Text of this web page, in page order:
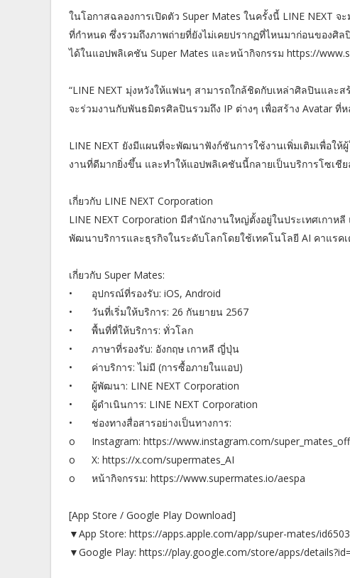
ในโอกาสฉลองการเปิดตัว Super Mates ในครั้งนี้ LINE NEXT
ที่กำหนด ซึ่งรวมถึงภาพถ่ายที่ยังไม่เคยปรากฏที่ไหนมาก่อนของศิ
ได้ในแอปพลิเคชัน Super Mates และหน้ากิจกรรม https://
“LINE NEXT มุ่งหวังให้แฟนๆ สามารถใกล้ชิดกับเหล่าศิลปินและ
จะร่วมงานกับพันธมิตรศิลปินรวมถึง IP ต่างๆ เพื่อสร้าง Avatar ที่
LINE NEXT ยังมีแผนที่จะพัฒนาฟังก์ชันการใช้งานเพิ่มเติมเพื่อใ
งานที่ดีมากยิ่งขึ้น และทำให้แอปพลิเคชันนี้กลายเป็นบริการโซเชี
เกี่ยวกับ LINE NEXT Corporation
LINE NEXT Corporation มีสำนักงานใหญ่ตั้งอยู่ในประเทศเกา
พัฒนาบริการและธุรกิจในระดับโลกโดยใช้เทคโนโลยี AI คาแรค
เกี่ยวกับ Super Mates:
•
อุปกรณ์ที่รองรับ: iOS, Android
•
วันที่เริ่มให้บริการ: 26 กันยายน 2567
•
พื้นที่ที่ให้บริการ: ทั่วโลก
•
ภาษาที่รองรับ: อังกฤษ เกาหลี ญี่ปุ่น
•
ค่าบริการ: ไม่มี (การซื้อภายในแอป)
•
ผู้พัฒนา: LINE NEXT Corporation
•
ผู้ดำเนินการ: LINE NEXT Corporation
•
ช่องทางสื่อสารอย่างเป็นทางการ:
o
Instagram: https://www.instagram.com/
o
X: https://x.com/supermates_AI
o
หน้ากิจกรรม: https://www.supermates.io/aespa
[App Store / Google Play Download]
▼App Store: https://apps.apple.com/app/super-mates/
▼Google Play: https://play.google.com/store/apps/